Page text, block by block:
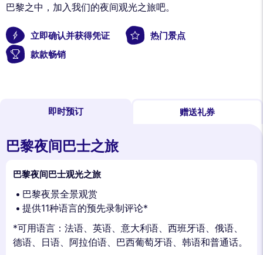
巴黎之中，加入我们的夜间观光之旅吧。
立即确认并获得凭证
热门景点
款款畅销
即时预订 赠送礼券
巴黎夜间巴士之旅
巴黎夜间巴士观光之旅
巴黎夜景全景观赏
提供11种语言的预先录制评论*
*可用语言：法语、英语、意大利语、西班牙语、俄语、
德语、日语、阿拉伯语、巴西葡萄牙语、韩语和普通话。